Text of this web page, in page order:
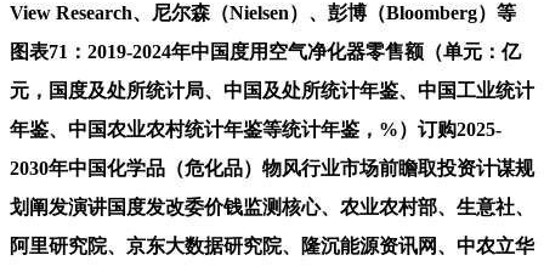
View Research、尼尔森（Nielsen）、彭博（Bloomberg）等
图表71：2019-2024年中国度用空气净化器零售额（单元：亿
元，国度及处所统计局、中国及处所统计年鉴、中国工业统计
年鉴、中国农业农村统计年鉴等统计年鉴，%）订购2025-
2030年中国化学品（危化品）物风行业市场前瞻取投资计谋规
划阐发演讲国度发改委价钱监测核心、农业农村部、生意社、
阿里研究院、京东大数据研究院、隆沉能源资讯网、中农立华